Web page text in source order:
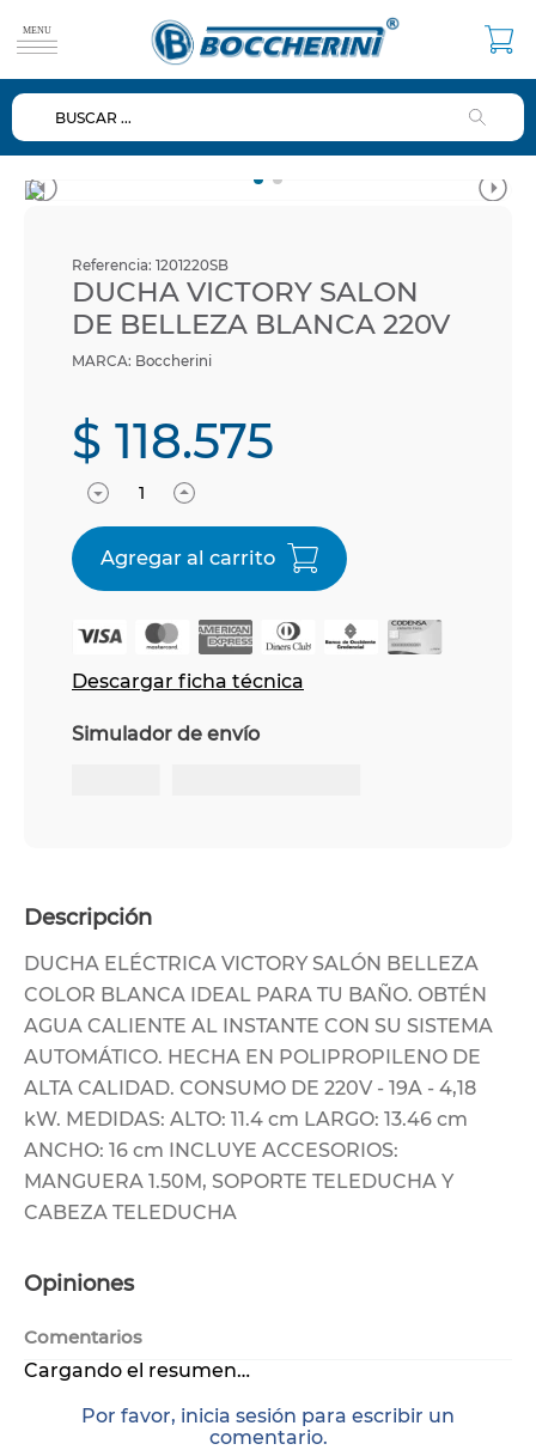
Referencia: 1201220SB
DUCHA VICTORY SALON
DE BELLEZA BLANCA 220V
Boccherini
$ 118.575
Descargar ficha técnica
Simulador de envío
Descripción
DUCHA ELÉCTRICA VICTORY SALÓN BELLEZA
COLOR BLANCA IDEAL PARA TU BAÑO. OBTÉN
AGUA CALIENTE AL INSTANTE CON SU SISTEMA
AUTOMÁTICO. HECHA EN POLIPROPILENO DE
ALTA CALIDAD. CONSUMO DE 220V - 19A - 4,18
kW. MEDIDAS: ALTO: 11.4 cm LARGO: 13.46 cm
ANCHO: 16 cm INCLUYE ACCESORIOS:
MANGUERA 1.50M, SOPORTE TELEDUCHA Y
CABEZA TELEDUCHA
Opiniones
Comentarios
Cargando el resumen…
Por favor, inicia sesión para escribir un
comentario.
TÉRMINOS MÁS BUSCADOS
1.
duchas
4
ducha
5.
lavamanos
10. valvulas